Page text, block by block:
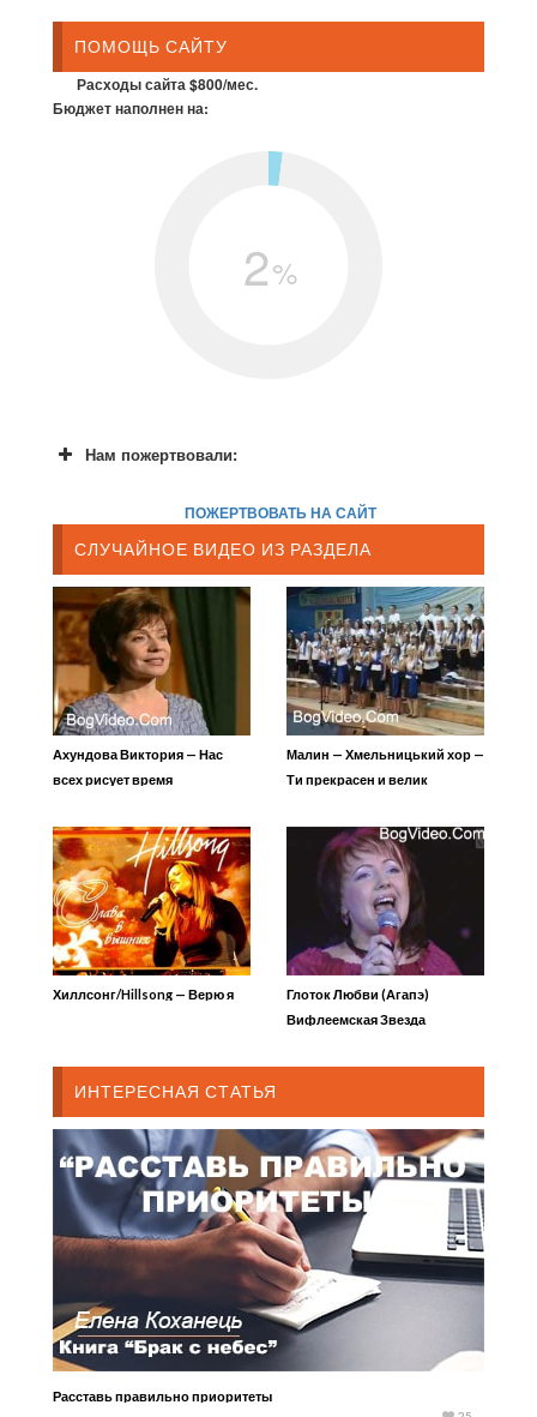
ПОМОЩЬ САЙТУ
Расходы сайта $800/мес.
Бюджет наполнен на:
2%
Нам пожертвовали:
ПОЖЕРТВОВАТЬ НА САЙТ
СЛУЧАЙНОЕ ВИДЕО ИЗ РАЗДЕЛА
Ахундова Виктория — Нас
всех рисует время
Малин — Хмельницький хор —
Ти прекрасен и велик
Хиллсонг/Hillsong — Верю я
Глоток Любви (Агапэ)
Вифлеемская Звезда
ИНТЕРЕСНАЯ СТАТЬЯ
Расставь правильно приоритеты